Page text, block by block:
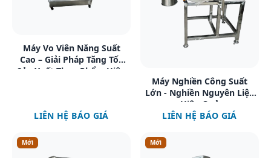
Xem chi tiết
Máy Vo Viên Năng Suất
Cao – Giải Pháp Tăng Tốc
Sản Xuất Thực Phẩm Hiệu
LIÊN HỆ BÁO GIÁ
Xem chi tiết
Máy Nghiền Công Suất
Lớn - Nghiền Nguyên Liệu
Hiệu Quả
LIÊN HỆ BÁO GIÁ
Mới Mới